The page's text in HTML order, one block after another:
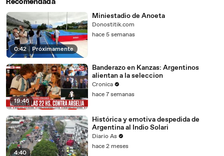
Recomendada
0:42 | Próximamente
Miniestadio de Anoeta
Donostitik.com
hace 5 semanas
19:46
Banderazo en Kanzas: Argentinos
alientan a la seleccion
Cronica
hace 7 semanas
4:40
Histórica y emotiva despedida de
Argentina al Indio Solari
Diario As
hace 2 meses